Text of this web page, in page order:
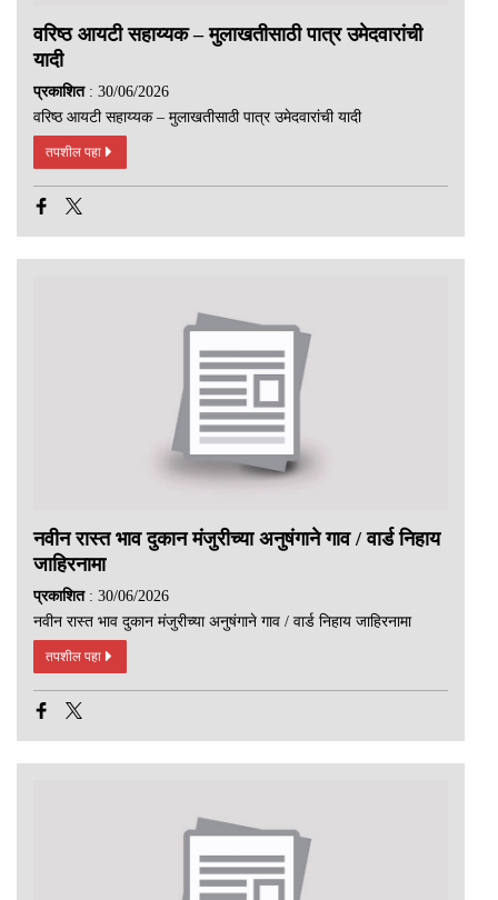
वरिष्ठ आयटी सहाय्यक – मुलाखतीसाठी पात्र उमेदवारांची
यादी
प्रकाशित : 30/06/2026
वरिष्ठ आयटी सहाय्यक – मुलाखतीसाठी पात्र उमेदवारांची यादी
तपशील पहा
नवीन रास्त भाव दुकान मंजुरीच्या अनुषंगाने गाव / वार्ड निहाय
जाहिरनामा
प्रकाशित : 30/06/2026
नवीन रास्त भाव दुकान मंजुरीच्या अनुषंगाने गाव / वार्ड निहाय जाहिरनामा
तपशील पहा